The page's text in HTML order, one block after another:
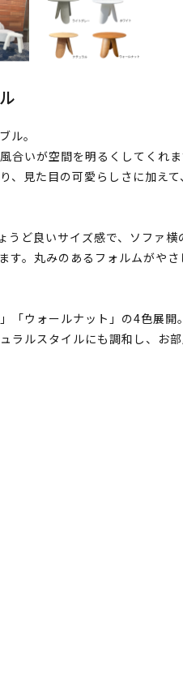
ル。
合いが空間を明るくしてくれ
、見た目の可愛らしさに加えて
ど良いサイズ感で、ソファ横
す。丸みのあるフォルムがや
「ウォールナット」の4色展開
ラルスタイルにも調和し、お